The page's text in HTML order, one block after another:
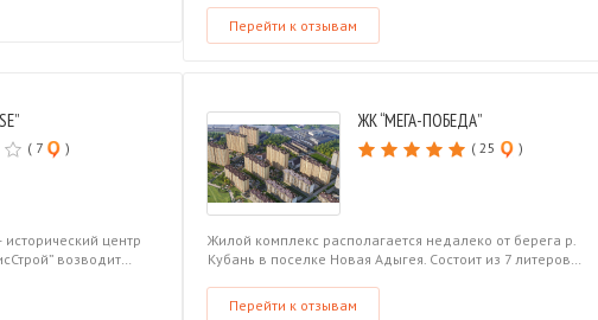
Перейти к отзывам
( 7 )
центр
возводит…
ЖК “МЕГА-ПОБЕДА”
( 25 )
Жилой комплекс располагается недалеко от берега р.
Кубань в поселке Новая Адыгея. Состоит из 7 литеров…
Перейти к отзывам